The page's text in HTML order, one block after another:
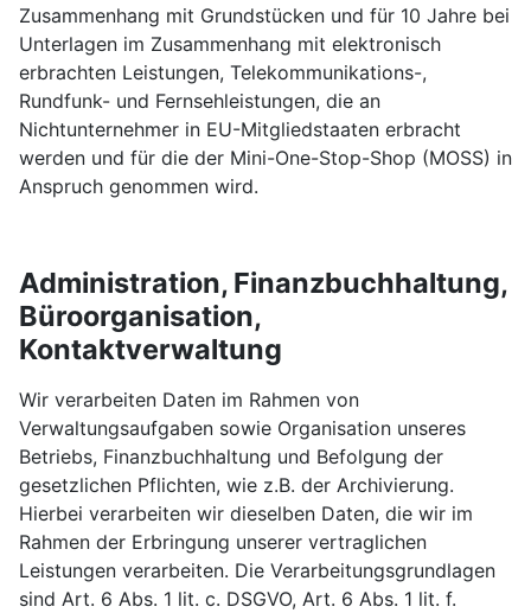
Zusammenhang mit Grundstücken und für 10 Jahre bei
Unterlagen im Zusammenhang mit elektronisch
erbrachten Leistungen, Telekommunikations-,
Rundfunk- und Fernsehleistungen, die an
Nichtunternehmer in EU-Mitgliedstaaten erbracht
werden und für die der Mini-One-Stop-Shop (MOSS) in
Anspruch genommen wird.
Administration, Finanzbuchhaltung,
Büroorganisation,
Kontaktverwaltung
Wir verarbeiten Daten im Rahmen von
Verwaltungsaufgaben sowie Organisation unseres
Betriebs, Finanzbuchhaltung und Befolgung der
gesetzlichen Pflichten, wie z.B. der Archivierung.
Hierbei verarbeiten wir dieselben Daten, die wir im
Rahmen der Erbringung unserer vertraglichen
Leistungen verarbeiten. Die Verarbeitungsgrundlagen
sind Art. 6 Abs. 1 lit. c. DSGVO, Art. 6 Abs. 1 lit. f.